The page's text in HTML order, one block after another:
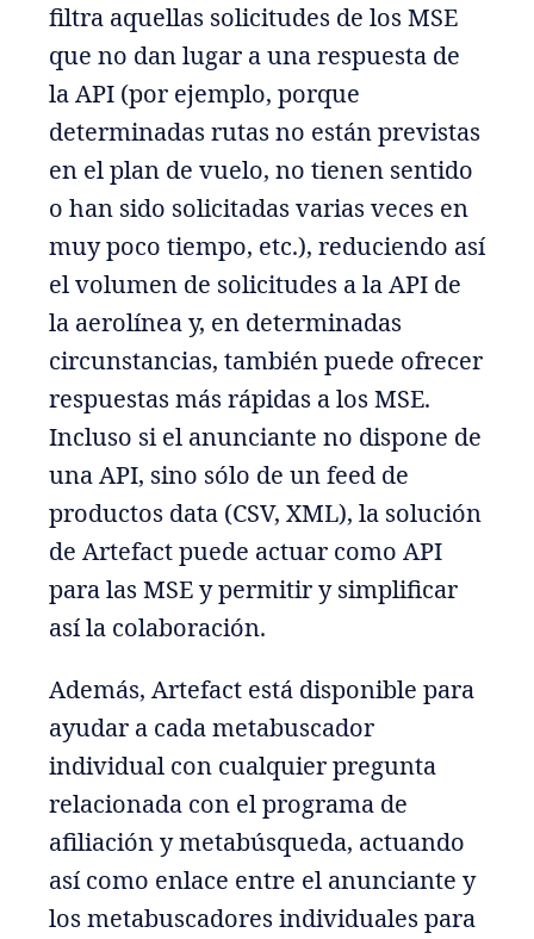
filtra aquellas solicitudes de los MSE
que no dan lugar a una respuesta de
la API (por ejemplo, porque
determinadas rutas no están previstas
en el plan de vuelo, no tienen sentido
o han sido solicitadas varias veces en
muy poco tiempo, etc.), reduciendo así
el volumen de solicitudes a la API de
la aerolínea y, en determinadas
circunstancias, también puede ofrecer
respuestas más rápidas a los MSE.
Incluso si el anunciante no dispone de
una API, sino sólo de un feed de
productos data (CSV, XML), la solución
de Artefact puede actuar como API
para las MSE y permitir y simplificar
así la colaboración.
Además, Artefact está disponible para
ayudar a cada metabuscador
individual con cualquier pregunta
relacionada con el programa de
afiliación y metabúsqueda, actuando
así como enlace entre el anunciante y
los metabuscadores individuales para